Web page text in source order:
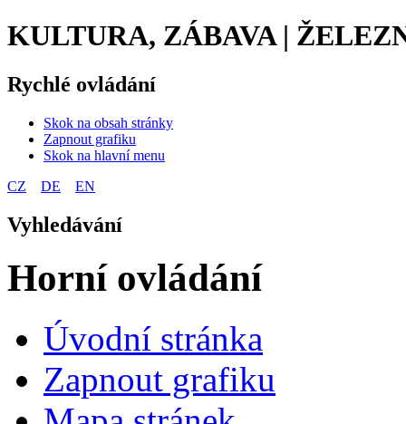
KULTURA, ZÁBAVA |
Rychlé ovládání
Skok na obsah stránky
Zapnout grafiku
Skok na hlavní menu
CZ
DE EN
Vyhledávání
Horní ovládání
Úvodní stránka
Zapnout grafiku